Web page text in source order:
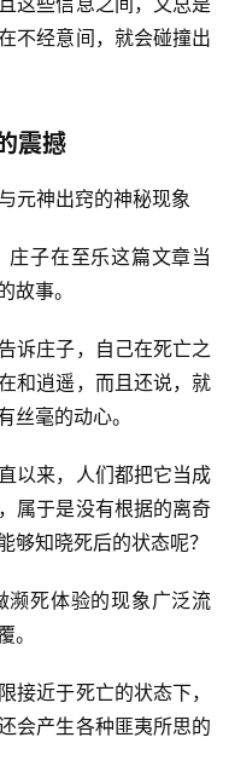
不经意间，就会碰撞出
震撼
子在至乐这篇文章当
故事。
诉庄子，自己在死亡之
和逍遥，而且还说，就
丝毫的动心。
以来，人们都把它当成
属于是没有根据的离奇
够知晓死后的状态呢？
濒死体验的现象广泛流
。
接近于死亡的状态下，
会产生各种匪夷所思的